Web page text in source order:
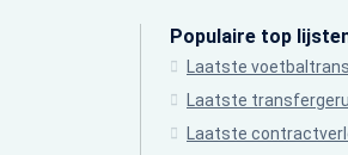
Populaire top
Laatste
Laatste
Laatste